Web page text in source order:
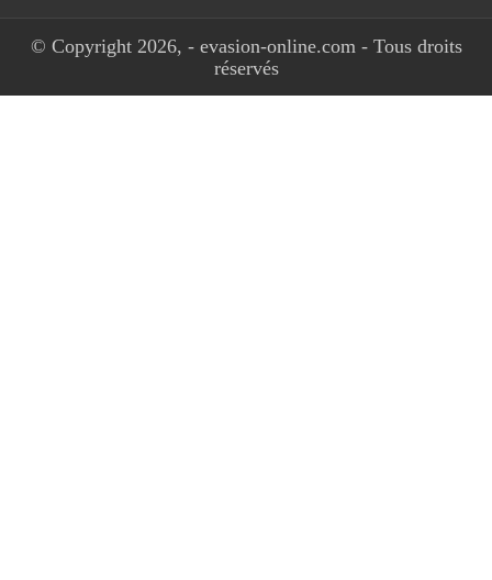
© Copyright 2026, - evasion-online.com - Tous droits
réservés